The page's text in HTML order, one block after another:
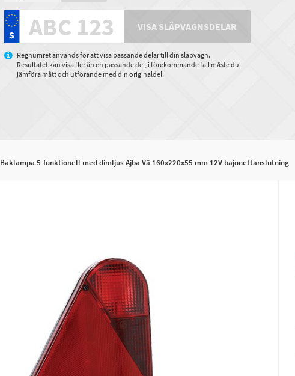
VISA SLÄPVAGNSDELAR
Regnumret används för att visa passande delar till din släpvagn.
Resultatet kan visa fler än en passande del, i förekommande fall måste du
jämföra mått och utförande med din originaldel.
Baklampa 5-funktionell med dimljus Ajba Vä 160x220x55 mm 12V bajonettanslutning